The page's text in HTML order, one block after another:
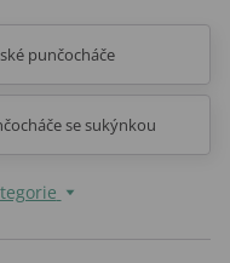
punčocháče
se sukýnkou